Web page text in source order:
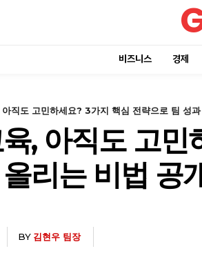
비즈니스 경제
아직도 고민하세요? 3가지 핵심 전략으로 팀 성
, 아직도 고
리는 비법 공
BY 김현우 팀장